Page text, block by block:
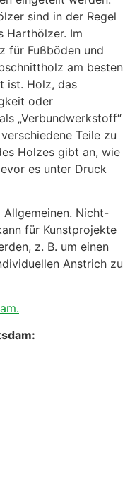
sind in der Regel
Harthölzer. Im
für Fußböden und
am besten
ist. Holz, das
oder
„Verbundwerkstoff“
Teile zu
Holzes gibt an, wie
es unter Druck
Nicht-
für Kunstprojekte
z. B. um einen
Anstrich zu